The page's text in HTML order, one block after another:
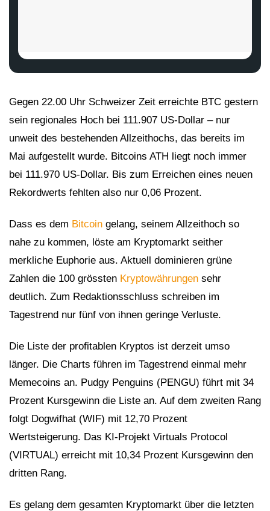
Gegen 22.00 Uhr Schweizer Zeit erreichte BTC gestern
sein regionales Hoch bei 111.907 US-Dollar – nur
unweit des bestehenden Allzeithochs, das bereits im
Mai aufgestellt wurde. Bitcoins ATH liegt noch immer
bei 111.970 US-Dollar. Bis zum Erreichen eines neuen
Rekordwerts fehlten also nur 0,06 Prozent.
Dass es dem Bitcoin gelang, seinem Allzeithoch so
nahe zu kommen, löste am Kryptomarkt seither
merkliche Euphorie aus. Aktuell dominieren grüne
Zahlen die 100 grössten Kryptowährungen sehr
deutlich. Zum Redaktionsschluss schreiben im
Tagestrend nur fünf von ihnen geringe Verluste.
Die Liste der profitablen Kryptos ist derzeit umso
länger. Die Charts führen im Tagestrend einmal mehr
Memecoins an. Pudgy Penguins (PENGU) führt mit 34
Prozent Kursgewinn die Liste an. Auf dem zweiten Rang
folgt Dogwifhat (WIF) mit 12,70 Prozent
Wertsteigerung. Das KI-Projekt Virtuals Protocol
(VIRTUAL) erreicht mit 10,34 Prozent Kursgewinn den
dritten Rang.
Es gelang dem gesamten Kryptomarkt über die letzten